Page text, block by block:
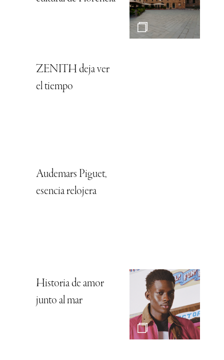
ZENITH deja ver
el tiempo
Audemars Piguet,
esencia relojera
Historia de amor
junto al mar